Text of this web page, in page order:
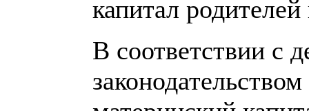
капитал
В соответствии с